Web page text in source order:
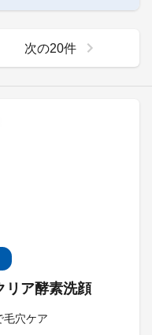
リア酵素洗顔
毛穴ケア
次の20件